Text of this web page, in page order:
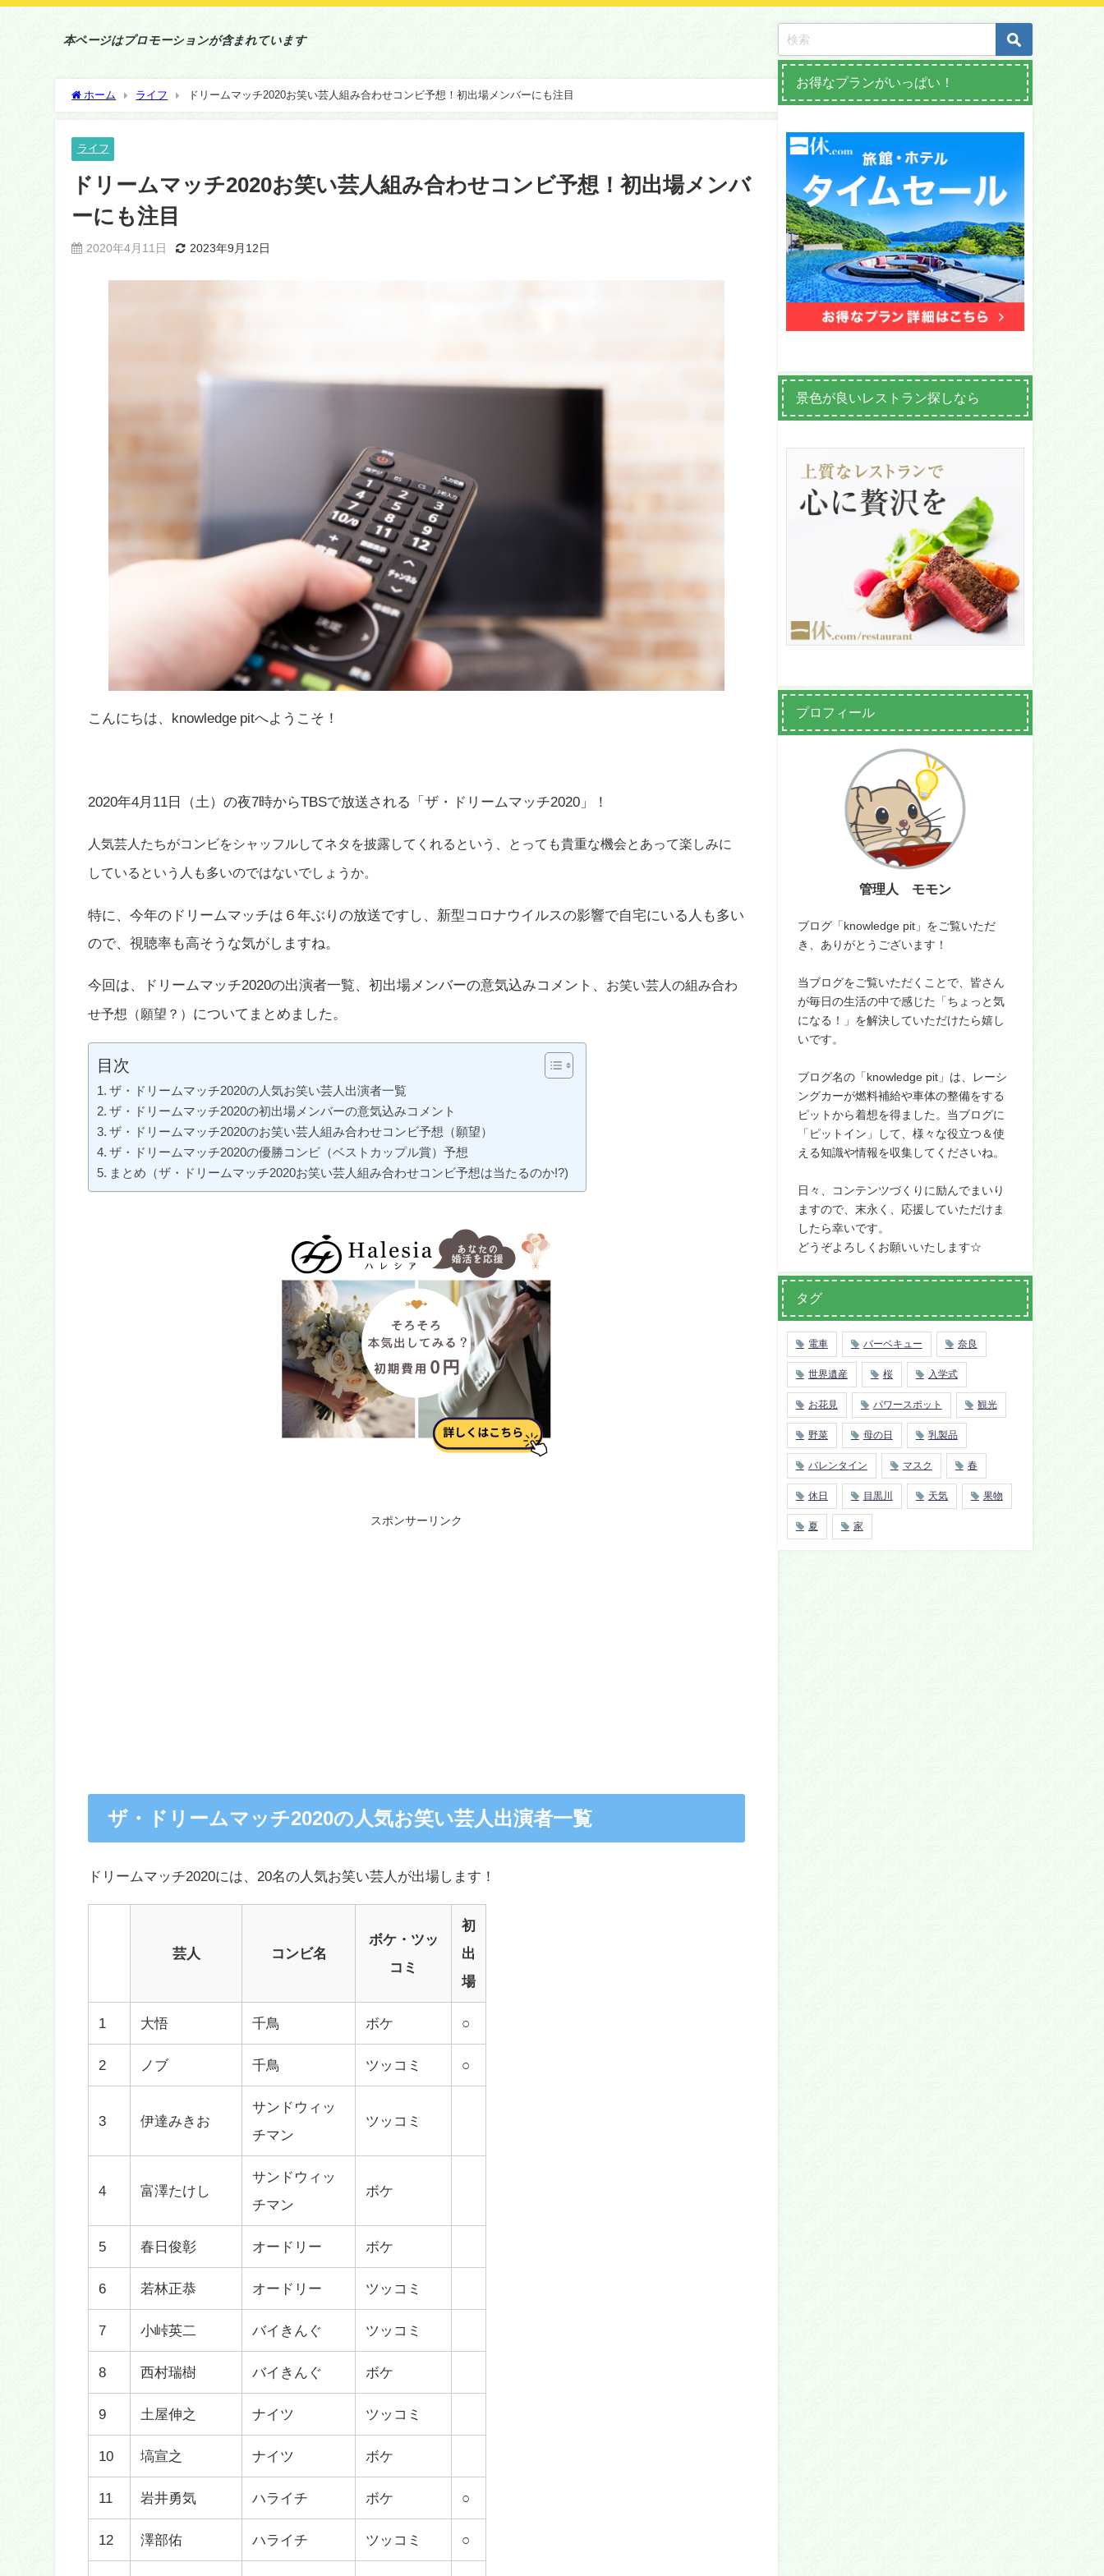
本ページはプロモーションが含まれています
ホーム ライフ ドリームマッチ2020お笑い芸人組み合わせコンビ予想！初出場メンバーにも注目
ライフ
ドリームマッチ2020お笑い芸人組み合わせコンビ予想！初出場メンバ
ーにも注目
2020年4月11日 2023年9月12日
こんにちは、knowledge pitへようこそ！
2020年4月11日（土）の夜7時からTBSで放送される「ザ・ドリームマッチ2020」！
人気芸人たちがコンビをシャッフルしてネタを披露してくれるという、とっても貴重な機会とあって楽しみに
しているという人も多いのではないでしょうか。
特に、今年のドリームマッチは６年ぶりの放送ですし、新型コロナウイルスの影響で自宅にいる人も多い
ので、視聴率も高そうな気がしますね。
今回は、ドリームマッチ2020の出演者一覧、初出場メンバーの意気込みコメント、 お笑い芸人の組み合わ
せ予想（願望？） についてまとめました。
目次
ザ・ドリームマッチ2020の人気お笑い芸人出演者一覧
ザ・ドリームマッチ2020の初出場メンバーの意気込みコメント
ザ・ドリームマッチ2020のお笑い芸人組み合わせコンビ予想（願望）
ザ・ドリームマッチ2020の優勝コンビ（ベストカップル賞）予想
まとめ（ザ・ドリームマッチ2020お笑い芸人組み合わせコンビ予想は当たるのか!?)
スポンサーリンク
ザ・ ドリームマッチ2020の人気お笑い芸人出演者一覧
ドリームマッチ2020には、20名の人気お笑い芸人が出場します！
芸人 コンビ名
ボケ・ツッ
コミ
初
出
場
1 大悟 千鳥 ボケ ○
2 ノブ 千鳥 ツッコミ ○
3 伊達みきお
サンドウィッ
チマン
ツッコミ
4 富澤たけし
サンドウィッ
チマン
ボケ
5 春日俊彰 オードリー ボケ
6 若林正恭 オードリー ツッコミ
7 小峠英二 バイきんぐ ツッコミ
8 西村瑞樹 バイきんぐ ボケ
9 土屋伸之 ナイツ ツッコミ
10 塙宣之 ナイツ ボケ
11 岩井勇気 ハライチ ボケ ○
12 澤部佑 ハライチ ツッコミ ○
お得なプランがいっぱい！
景色が良いレストラン探しなら
プロフィール
管理人 モモン
ブログ「knowledge pit」をご覧いただ
き、ありがとうございます！
当ブログをご覧いただくことで、皆さん
が毎日の生活の中で感じた「ちょっと気
になる！」を解決していただけたら嬉し
いです。
ブログ名の「knowledge pit」は、レーシ
ングカーが燃料補給や車体の整備をする
ピットから着想を得ました。当ブログに
「ピットイン」して、様々な役立つ＆使
える知識や情報を収集してくださいね。
日々、コンテンツづくりに励んでまいり
ますので、末永く、応援していただけま
したら幸いです。
どうぞよろしくお願いいたします☆
タグ
電車 バーベキュー 奈良
世界遺産 桜 入学式
お花見 パワースポット 観光
野菜 母の日 乳製品
バレンタイン マスク 春
休日 目黒川 天気 果物
夏 家